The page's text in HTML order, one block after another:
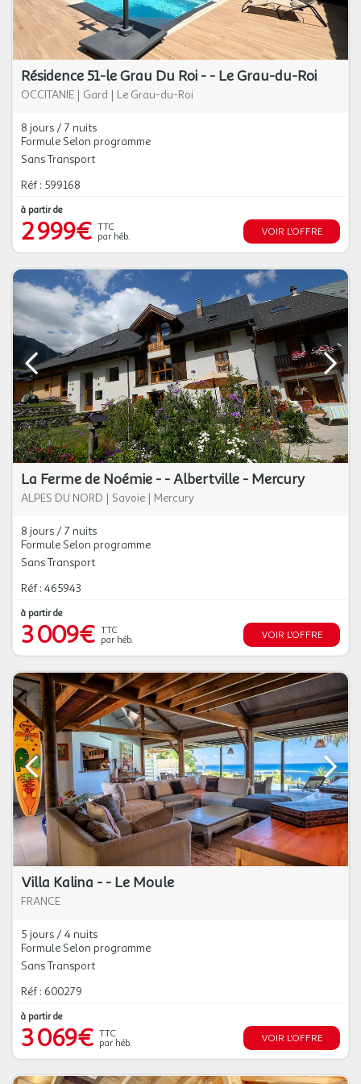
Résidence 51-le Grau Du Roi - - Le Grau-du-Roi
OCCITANIE | Gard | Le Grau-du-Roi
8 jours / 7 nuits
Formule Selon programme
Sans Transport
Réf : 599168
à partir de
2 999€ TTC
par héb.
VOIR L'OFFRE
La Ferme de Noémie - - Albertville - Mercury
ALPES DU NORD | Savoie | Mercury
8 jours / 7 nuits
Formule Selon programme
Sans Transport
Réf : 465943
à partir de
3 009€ TTC
par héb.
VOIR L'OFFRE
Villa Kalina - - Le Moule
FRANCE
5 jours / 4 nuits
Formule Selon programme
Sans Transport
Réf : 600279
à partir de
3 069€ TTC
par héb.
VOIR L'OFFRE